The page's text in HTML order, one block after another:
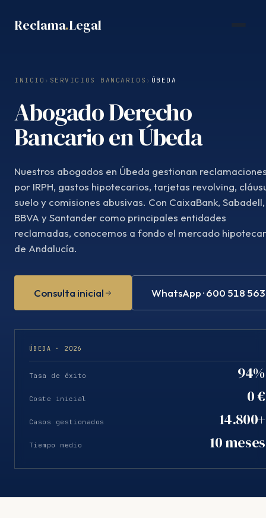
Reclama.Legal
INICIO › SERVICIOS BANCARIOS › ÚBEDA
Abogado Derecho
Bancario en Úbeda
Nuestros abogados en Úbeda gestionan
por IRPH, gastos hipotecarios, tarjetas revolving,
suelo y comisiones abusivas. Con CaixaBank, Sabadell,
BBVA y Santander como principales entidades
reclamadas, conocemos a fondo el mercado
de Andalucía.
Consulta inicial WhatsApp · 600 518 563
ÚBEDA · 2026
Tasa de éxito 94%
Coste inicial 0 €
Casos gestionados 14.800+
Tiempo medio 10 meses